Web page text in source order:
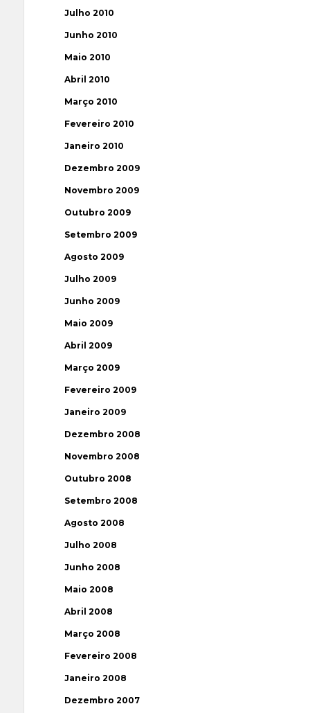
Julho 2010
Junho 2010
Maio 2010
Abril 2010
Março 2010
Fevereiro 2010
Janeiro 2010
Dezembro 2009
Novembro 2009
Outubro 2009
Setembro 2009
Agosto 2009
Julho 2009
Junho 2009
Maio 2009
Abril 2009
Março 2009
Fevereiro 2009
Janeiro 2009
Dezembro 2008
Novembro 2008
Outubro 2008
Setembro 2008
Agosto 2008
Julho 2008
Junho 2008
Maio 2008
Abril 2008
Março 2008
Fevereiro 2008
Janeiro 2008
Dezembro 2007